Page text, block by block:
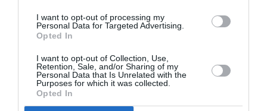
I want to opt-out of processing my
Personal Data for Targeted Advertising.
Opted In
I want to opt-out of Collection, Use,
Retention, Sale, and/or Sharing of my
Personal Data that Is Unrelated with the
Purposes for which it was collected.
Opted In
LE 8 AOÛT 1908 DANS LE
DÉMONSTRATION
PUBLIQUE...